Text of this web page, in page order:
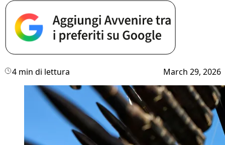
4 min di lettura March 29, 2026